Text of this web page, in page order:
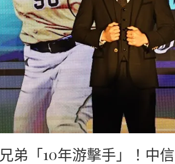
弟「10年游擊手」！中